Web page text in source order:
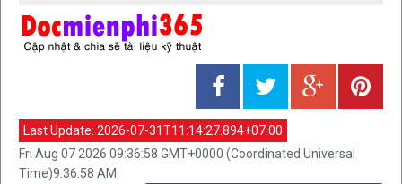
Last Update: 2026-07-31T11:14:27.894+07:00
Fri Aug 07 2026 09:36:58 GMT+0000 (Coordinated Universal
Time)9:36:58 AM